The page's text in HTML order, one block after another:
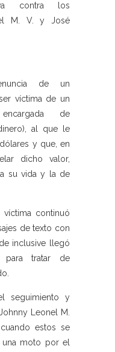
contra los
M. V. y José
de un
víctima de un
encargada de
al que le
y que, en
dicho valor,
su vida y la de
víctima continuó
de texto con
inclusive llegó
tratar de
seguimiento y
Leonel M.
estos se
una moto por el